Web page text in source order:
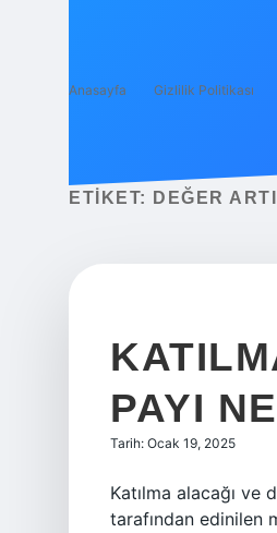
Anasayfa Gizlilik Politikası
ETIKET: DEĞER
PAYI
Tarih: Ocak 19, 2025
Katılma alacağı ve
tarafından edinilen